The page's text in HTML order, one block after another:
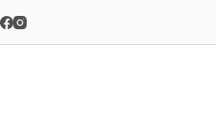
till